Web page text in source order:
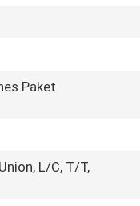
Paket
L/C, T/T,